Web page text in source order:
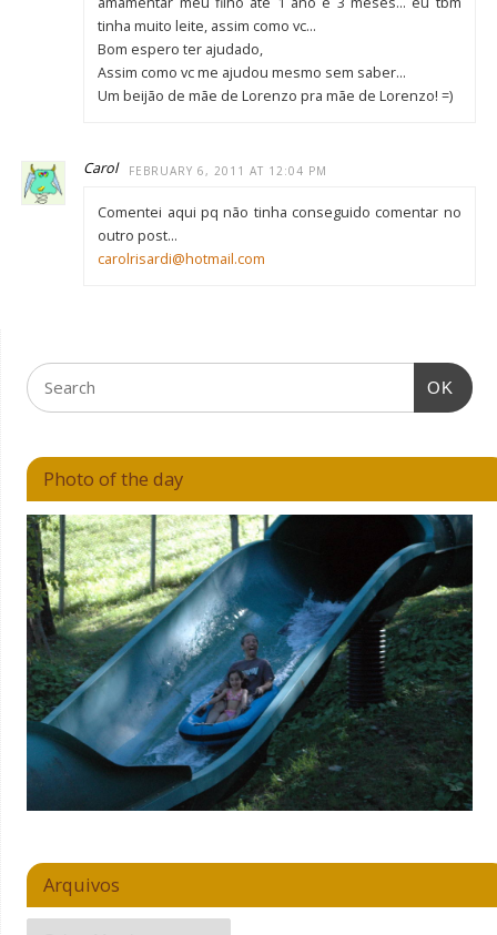
tinha muito leite, assim como vc…
Bom espero ter ajudado,
Assim como vc me ajudou mesmo sem saber…
Um beijão de mãe de Lorenzo pra mãe de Lorenzo! =)
Carol FEBRUARY 6, 2011 AT 12:04 PM
Comentei aqui pq não tinha conseguido comentar no
outro post…
carolrisardi@hotmail.com
OK
Photo of the day
Arquivos